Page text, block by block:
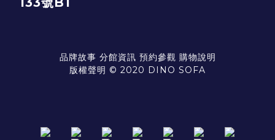
品牌故事 分館資訊 預約參觀 購物說明
版權聲明 © 2020 DINO SOFA